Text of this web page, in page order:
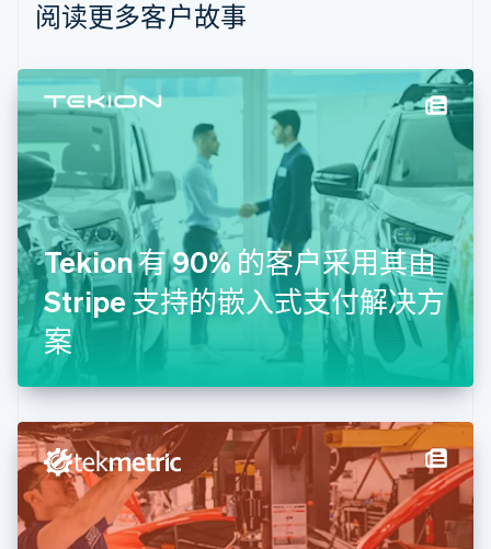
阅读更多客户故事
Tekion 有 90% 的客户采用其由
Stripe 支持的嵌入式支付解决方
案
Nederlands Français Deutsch
波兰
丹麦
English
德国
Deutsch English
法国
Français English
芬兰
EnglishSvenska
荷兰
NederlandsEnglish
加拿大
EnglishFrançais
捷克
English
克罗地亚
拉脱维亚
English
立陶宛
English
列支敦士登
Deutsch English